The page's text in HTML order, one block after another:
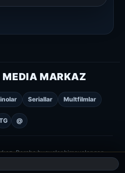
MEDIA MARKAZ
Seriallar Multfilmlar
@
Barcha huquqlar himoyalangan.